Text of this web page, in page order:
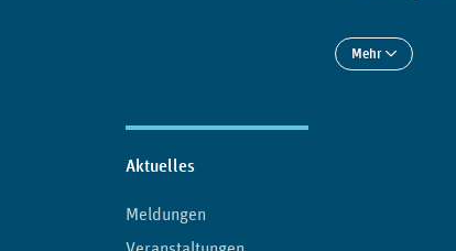
Mehr
Aktuelles
Meldungen